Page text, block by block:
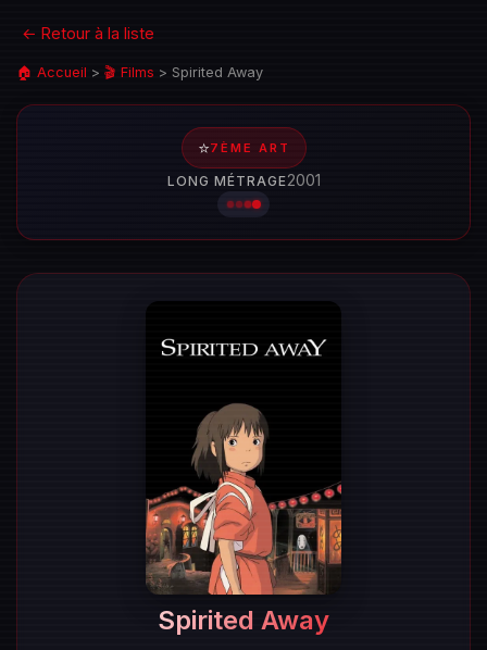
← Retour à la liste
🏠 Accueil > 🎬 Films > Spirited Away
⭐7ÈME ART
LONG MÉTRAGE2001
Spirited Away